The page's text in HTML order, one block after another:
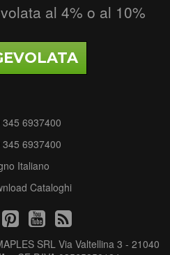
al 4% o al 10%
345 6937400
345 6937400
Italiano
Cataloghi
SRL Via Valtellina 3 - 21040